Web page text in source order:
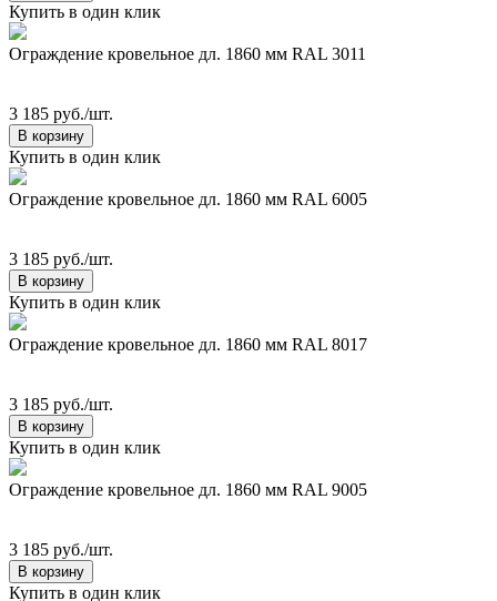
Купить в один клик
Ограждение кровельное дл. 1860 мм RAL 3011
3 185 руб./шт.
В корзину
Купить в один клик
Ограждение кровельное дл. 1860 мм RAL 6005
3 185 руб./шт.
В корзину
Купить в один клик
Ограждение кровельное дл. 1860 мм RAL 8017
3 185 руб./шт.
В корзину
Купить в один клик
Ограждение кровельное дл. 1860 мм RAL 9005
3 185 руб./шт.
В корзину
Купить в один клик